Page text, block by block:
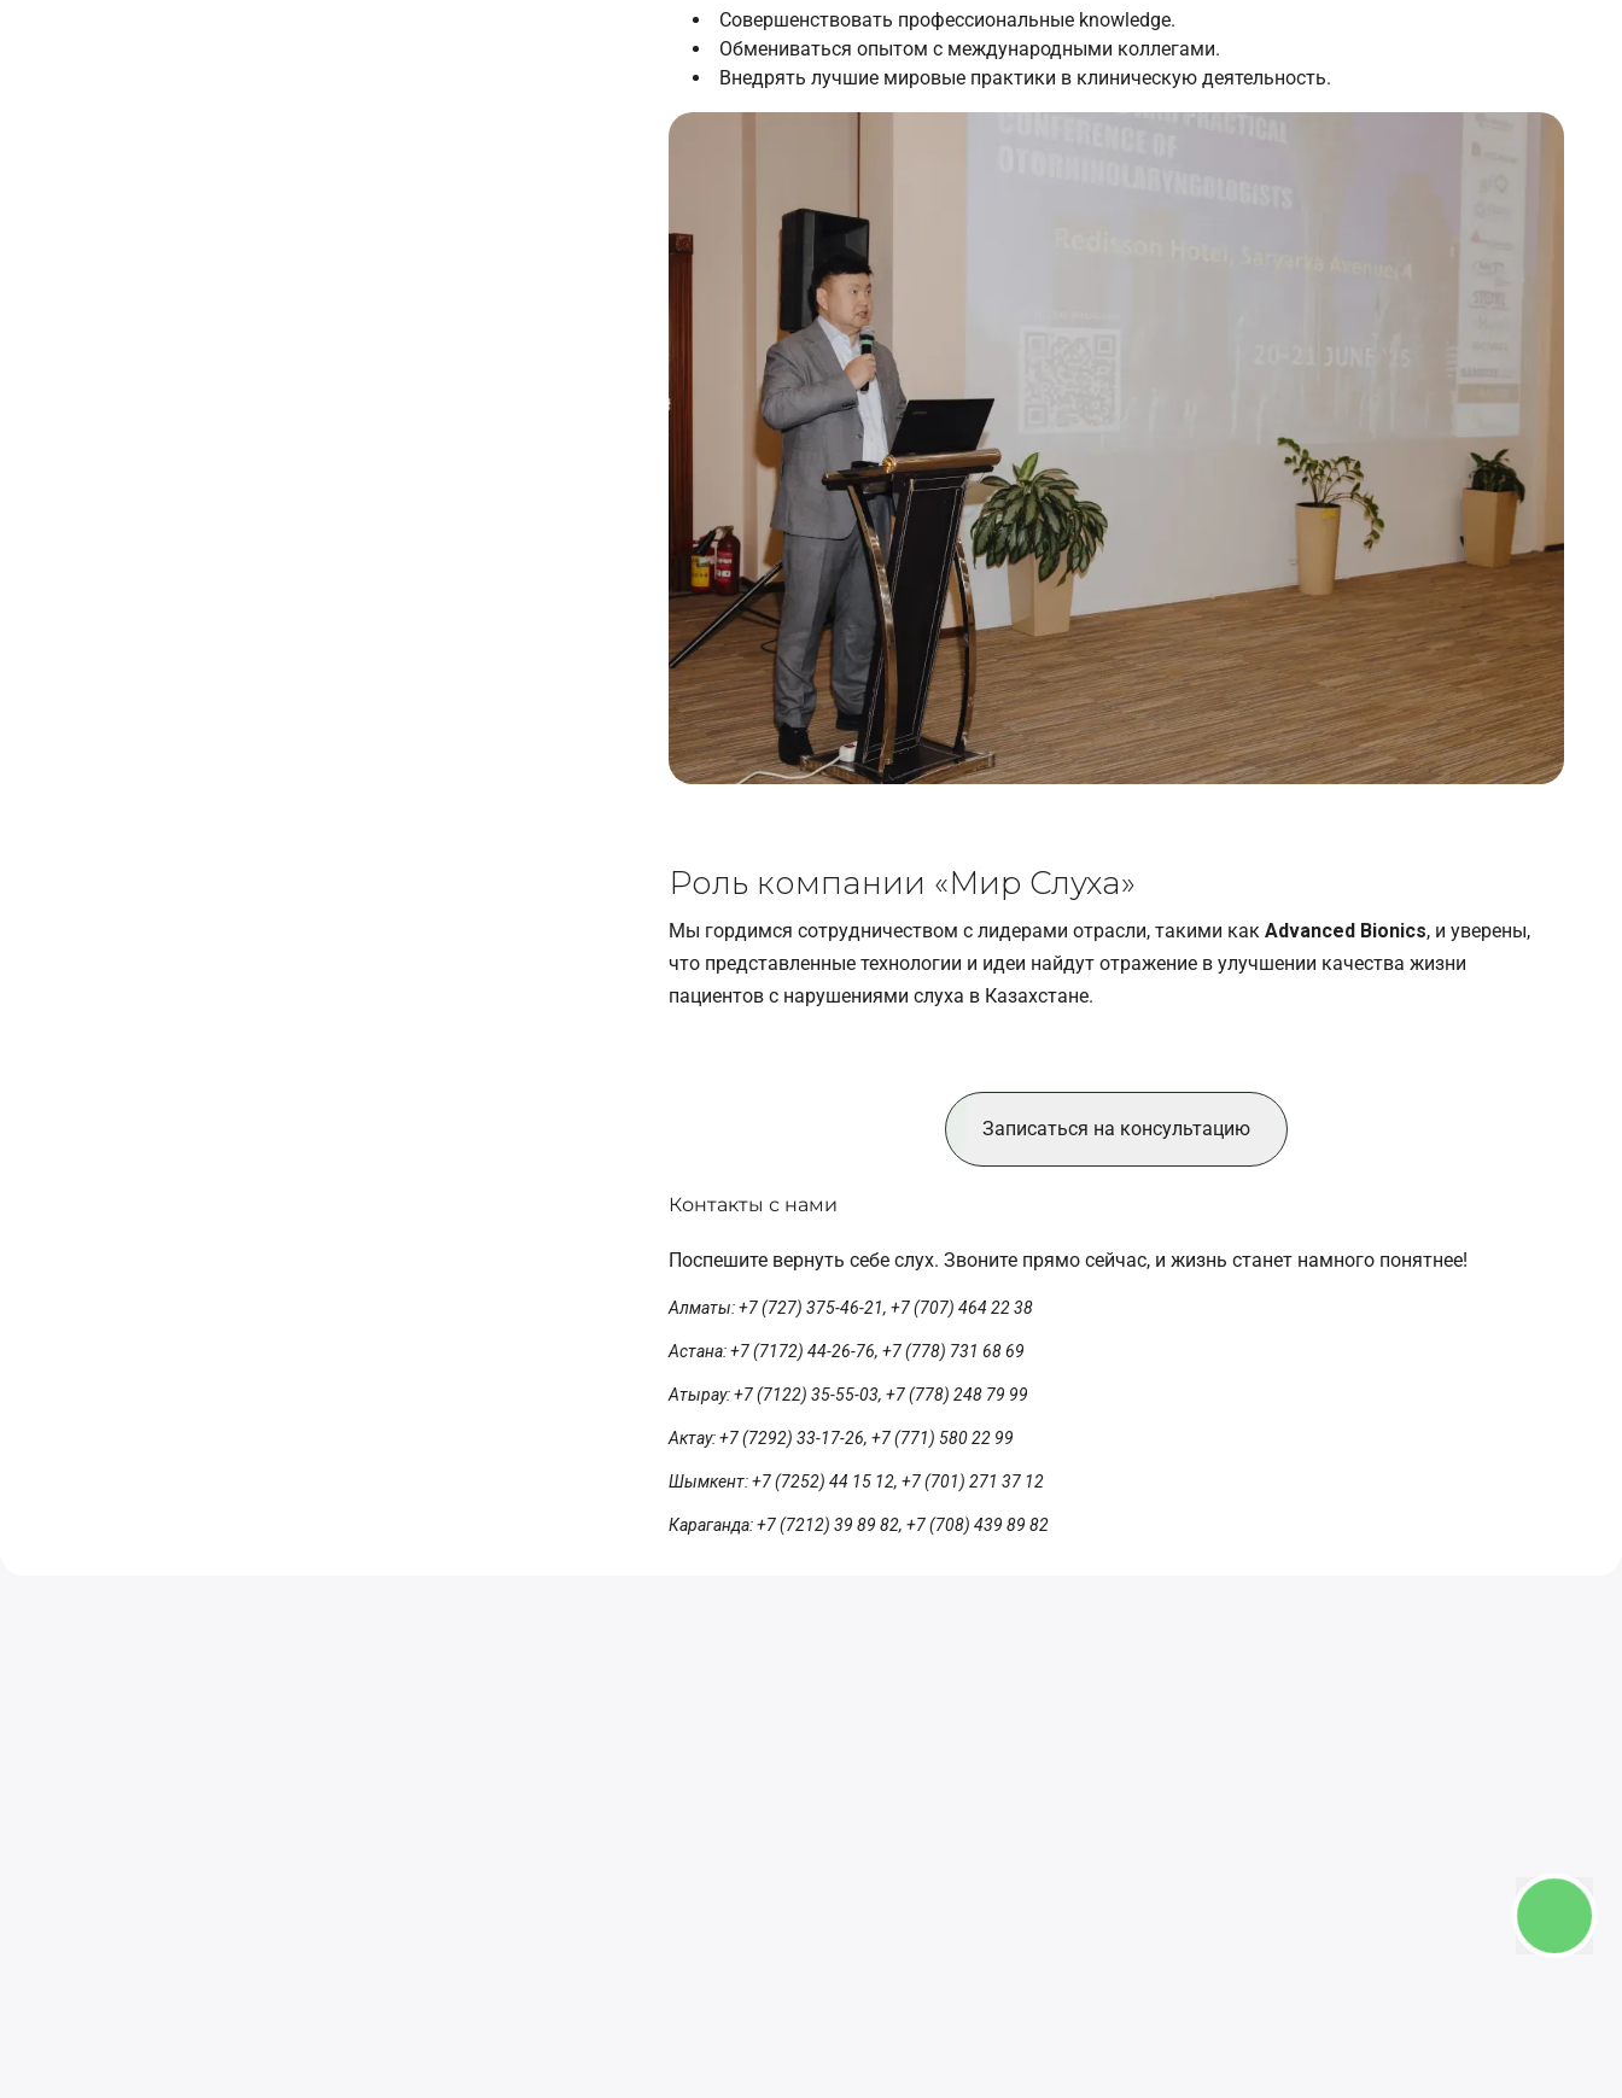
Совершенствовать профессиональные knowledge.
Обмениваться опытом с международными коллегами.
Внедрять лучшие мировые практики в клиническую деятельность.
Роль компании «Мир Слуха»
Мы гордимся сотрудничеством с лидерами отрасли, такими как Advanced Bionics, и уверены,
что представленные технологии и идеи найдут отражение в улучшении качества жизни
пациентов с нарушениями слуха в Казахстане.
Записаться на консультацию
Контакты с нами
Поспешите вернуть себе слух. Звоните прямо сейчас, и жизнь станет намного понятнее!
Алматы: +7 (727) 375-46-21, +7 (707) 464 22 38
Астана: +7 (7172) 44-26-76, +7 (778) 731 68 69
Атырау: +7 (7122) 35-55-03, +7 (778) 248 79 99
Актау: +7 (7292) 33-17-26, +7 (771) 580 22 99
Шымкент: +7 (7252) 44 15 12, +7 (701) 271 37 12
Караганда: +7 (7212) 39 89 82, +7 (708) 439 89 82